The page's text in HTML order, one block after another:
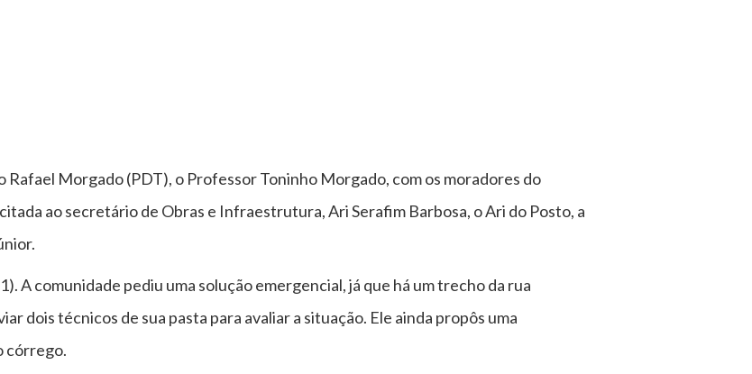
Morgado (PDT), o Professor Toninho Morgado, com os moradores do
ao secretário de Obras e Infraestrutura, Ari Serafim Barbosa, o Ari do Posto, a
A comunidade pediu uma solução emergencial, já que há um trecho da rua
dois técnicos de sua pasta para avaliar a situação. Ele ainda propôs uma
córrego.